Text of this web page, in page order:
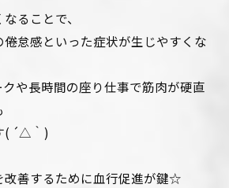
ることで、
怠感といった症状が生じやすくな
や長時間の座り仕事で筋肉が硬直
( ´△｀)
改善するために血行促進が鍵☆